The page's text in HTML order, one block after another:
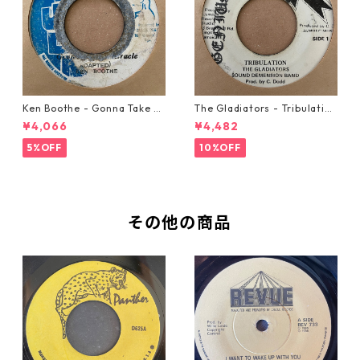
Ken Boothe - Gonna Take A
Miracle【7-21362】
¥4,066
5%OFF
The Gladiators - Tribulation
【7-21365】
¥4,482
10%OFF
その他の商品